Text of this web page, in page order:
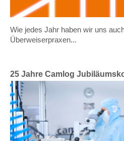
Wie jedes Jahr haben wir uns
Überweiserpraxen...
25 Jahre Camlog